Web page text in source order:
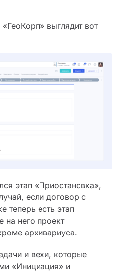
выглядит вот
этап «Приостановка»,
если договор с
теперь есть этап
на него проект
архивариуса.
и вехи, которые
«Инициация» и